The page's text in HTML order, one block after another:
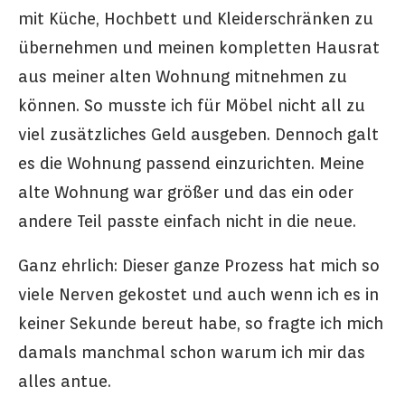
mit Küche, Hochbett und Kleiderschränken zu
übernehmen und meinen kompletten Hausrat
aus meiner alten Wohnung mitnehmen zu
können. So musste ich für Möbel nicht all zu
viel zusätzliches Geld ausgeben. Dennoch galt
es die Wohnung passend einzurichten. Meine
alte Wohnung war größer und das ein oder
andere Teil passte einfach nicht in die neue.
Ganz ehrlich: Dieser ganze Prozess hat mich so
viele Nerven gekostet und auch wenn ich es in
keiner Sekunde bereut habe, so fragte ich mich
damals manchmal schon warum ich mir das
alles antue.